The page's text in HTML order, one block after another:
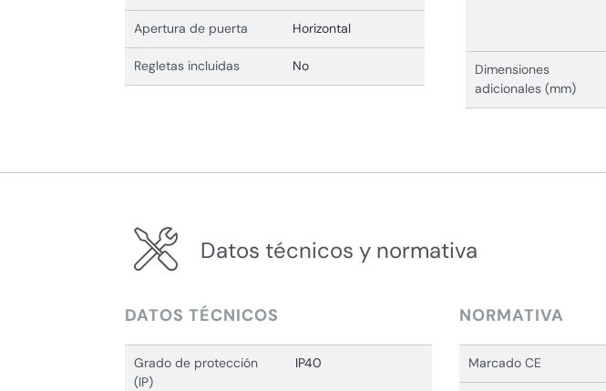
Apertura de puerta Horizontal
Regletas incluidas No
Dimensiones
adicionales (mm)
Datos técnicos y normativa
DATOS TÉCNICOS
Grado de protección
(IP)
IP40
NORMATIVA
Marcado CE